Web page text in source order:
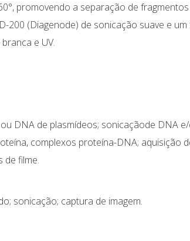
promovendo a separação de
200 (Diagenode) de sonicação suave e
e UV.
DNA de plasmídeos; sonicaçãode DNA
complexos proteína-DNA; aquisição
de filme.
sonicação; captura de imagem.